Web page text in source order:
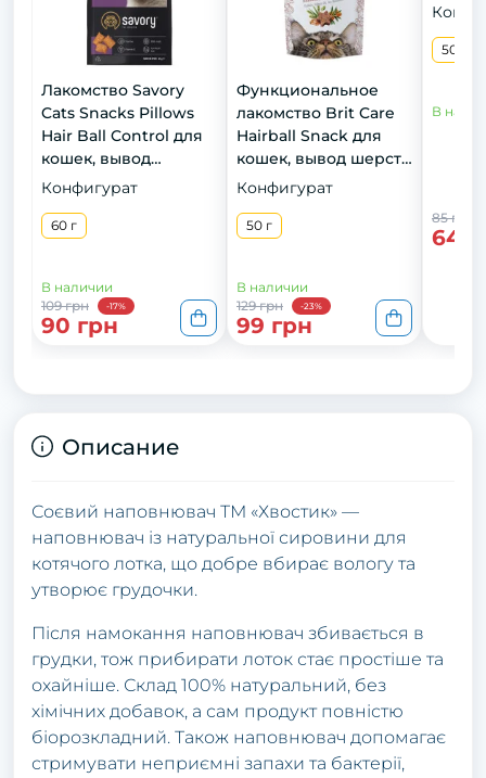
Лакомство Savory
Cats Snacks Pillows
Hair Ball Control для
кошек, вывод
шерсти, 60 г
Конфигурат
60 г
В наличии
109 грн
-17%
90 грн
Функциональное
лакомство Brit Care
Hairball Snack для
кошек, вывод шерсти
из желудка, утка, 50 г
Конфигурат
50 г
В наличии
129 грн
-23%
99 грн
50 г
В
85 грн
64
Описание
Соєвий наповнювач ТМ «Хвостик» —
наповнювач із натуральної сировини для
котячого лотка, що добре вбирає вологу та
утворює грудочки.
Після намокання наповнювач збивається в
грудки, тож прибирати лоток стає простіше та
охайніше. Склад 100% натуральний, без
хімічних добавок, а сам продукт повністю
біорозкладний. Також наповнювач допомагає
стримувати неприємні запахи та бактерії,